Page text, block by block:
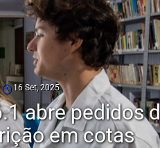
30 Jul, 2025
interrompido
e Mesquita